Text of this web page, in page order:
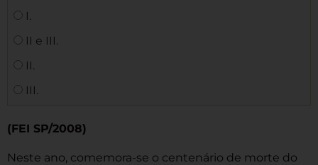
I.
II e III.
II.
III.
(FEI SP/2008)
Neste ano, comemora-se o centenário de morte do